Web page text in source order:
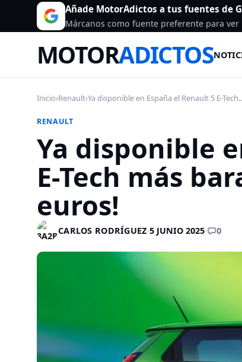
Añade MotorAdictos a tus fuentes de
Márcanos como fuente preferente para
MOTORADICTOS
Inicio›Renault›Ya disponible en España el Renault 5 E-
RENAULT
Ya disponible
E-Tech más
euros!
CARLOS RODRÍGUEZ·5 JUNIO 2025· 0